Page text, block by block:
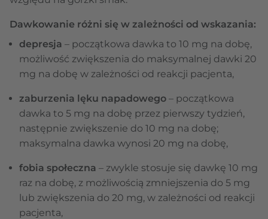
Dawkowanie różni się w zależności od wskazania:
depresja – początkowa dawka to 10 mg na dobę,
możliwość zwiększenia do maksymalnej dawki 20
mg na dobę w zależności od reakcji pacjenta,
zaburzenia lęku napadowego – początkowa
dawka to 5 mg na dobę przez pierwszy tydzień,
następnie zwiększenie do 10 mg na dobę;
maksymalna dawka wynosi 20 mg na dobę,
fobia społeczna – zwykle stosuje się dawkę 10 mg
raz na dobę, z możliwością zmniejszenia do 5 mg
lub zwiększenia do 20 mg, w zależności od reakcji
pacjenta,